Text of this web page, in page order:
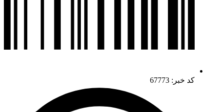
کد خبر: 67773